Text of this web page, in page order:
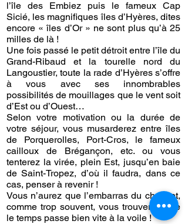
l’île des Embiez puis le fameux Cap
Sicié, les magnifiques îles d’Hyères, dites
encore « îles d’Or » ne sont plus qu’à 25
milles de là !
Une fois passé le petit détroit entre l’île du
Grand-Ribaud et la tourelle nord du
Langoustier, toute la rade d’Hyères s’offre
à vous avec ses innombrables
possibilités de mouillages que le vent soit
d’Est ou d’Ouest…
Selon votre motivation ou la durée de
votre séjour, vous musarderez entre îles
de Porquerolles, Port-Cros, le fameux
cailloux de Brégançon, etc. ou vous
tenterez la virée, plein Est, jusqu’en baie
de Saint-Tropez, d’où il faudra, dans ce
cas, penser à revenir !
Vous n’aurez que l’embarras du choix et,
comme trop souvent, vous trouverez que
le temps passe bien vite à la voile !